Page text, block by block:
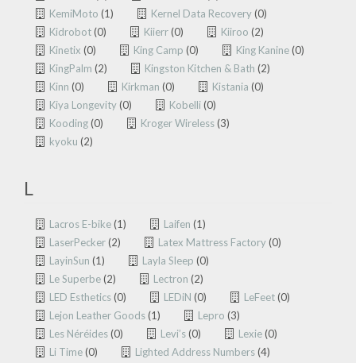
KemiMoto (1) Kernel Data Recovery(0)
Kidrobot(0) Kiierr(0) Kiiroo (2)
Kinetix (0) King Camp (0) King Kanine(0)
KingPalm (2) Kingston Kitchen & Bath (2)
Kinn (0) Kirkman (0) Kistania (0)
Kiya Longevity(0) Kobelli(0)
Kooding(0) Kroger Wireless(3)
kyoku (2)
L
Lacros E-bike(1) Laifen (1)
LaserPecker(2) Latex Mattress Factory(0)
LayinSun (1) Layla Sleep (0)
Le Superbe(2) Lectron (2)
LED Esthetics(0) LEDiN (0) LeFeet(0)
Lejon Leather Goods(1) Lepro (3)
Les Néréides(0) Levi’s(0) Lexie(0)
Li Time(0) Lighted Address Numbers(4)